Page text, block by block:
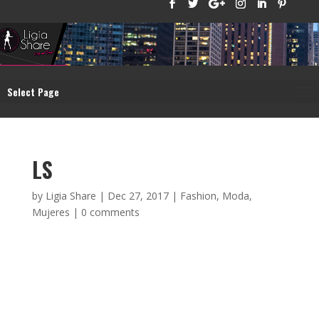
Select Page
LS
by Ligia Share | Dec 27, 2017| Fashion, Moda,
Mujeres | 0 comments